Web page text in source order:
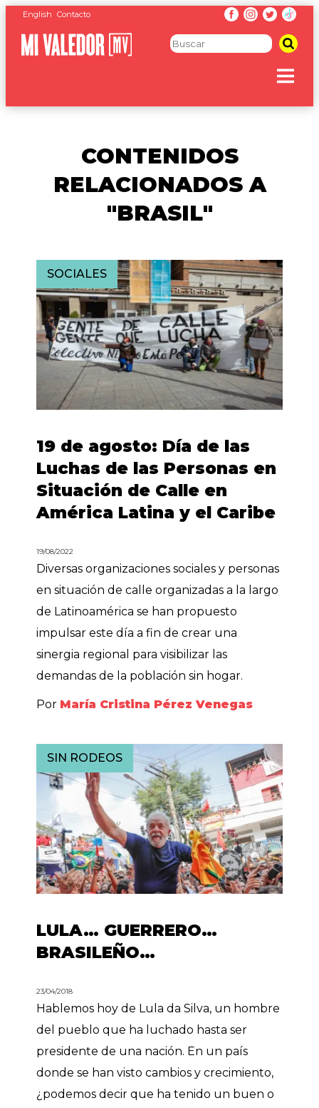
English Contacto
CONTENIDOS
RELACIONADOS A
"BRASIL"
SOCIALES
19 de agosto: Día de las
Luchas de las Personas en
Situación de Calle en
América Latina y el Caribe
19/08/2022
Diversas organizaciones sociales y personas
en situación de calle organizadas a la largo
de Latinoamérica se han propuesto
impulsar este día a fin de crear una
sinergia regional para visibilizar las
demandas de la población sin hogar.
Por María Cristina Pérez Venegas
SIN RODEOS
LULA… GUERRERO…
BRASILEÑO…
23/04/2018
Hablemos hoy de Lula da Silva, un hombre
del pueblo que ha luchado hasta ser
presidente de una nación. En un país
donde se han visto cambios y crecimiento,
¿podemos decir que ha tenido un buen o